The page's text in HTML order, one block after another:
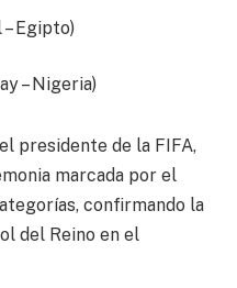
Egipto)
– Nigeria)
presidente de la FIFA,
marcada por el
confirmando la
del Reino en el